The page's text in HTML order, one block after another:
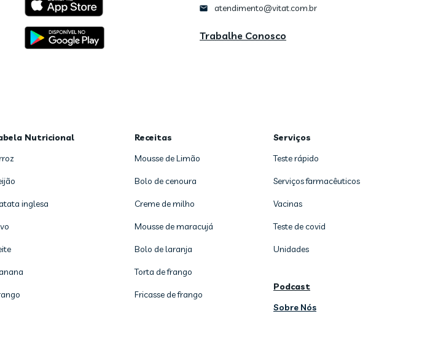
atendimento@vitat.com.br
Trabalhe Conosco
Nutricional
inglesa
Receitas
Mousse de Limão
Bolo de cenoura
Creme de milho
Mousse de maracujá
Bolo de laranja
Torta de frango
Fricasse de frango
Serviços
Teste rápido
Serviços farmacêuticos
Vacinas
Teste de covid
Unidades
Podcast
Sobre Nós